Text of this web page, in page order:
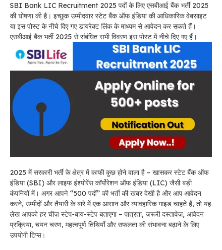
SBI Bank LIC Recruitment 2025 पदों के लिए एसबीआई बैंक भर्ती 2025
की घोषणा की है। इच्छुक उम्मीदवार स्टेट बैंक ऑफ इंडिया की आधिकारिक वेबसाइट
या इस पोस्ट के नीचे दिए गए डायरेक्ट लिंक के माध्यम से आवेदन कर सकते हैं।
एसबीआई बैंक भर्ती 2025 से संबंधित सभी विवरण इस पोस्ट में नीचे दिए गए हैं।
2025 में सरकारी भर्ती के क्षेत्र में काफी कुछ होने वाला है – खासकर स्टेट बैंक ऑफ
इंडिया (SBI) और लाइफ इंश्योरेंस कॉर्पोरेशन ऑफ इंडिया (LIC) जैसी बड़ी
कंपनियों में। अगर आपने “500 पदों” की भर्ती की खबर देखी है और आप आवेदन
करने, उम्मीदों और तैयारी के बारे में एक आसान और व्यावहारिक गाइड चाहते हैं, तो यह
लेख आपको हर चीज़ स्टेप-बाय-स्टेप बताएगा – पात्रता, ज़रूरी दस्तावेज़, आवेदन
प्रक्रिया, चयन चरण, महत्वपूर्ण तिथियाँ और सफलता की संभावना बढ़ाने के लिए
उपयोगी टिप्स।